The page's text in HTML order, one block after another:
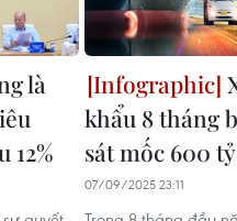
là
12%
khẩu 8 tháng
sát mốc 600
07/09/2025 23:11